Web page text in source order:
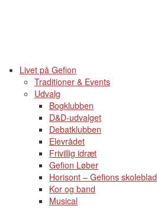
Livet på Gefion
Traditioner & Events
Udvalg
Bogklubben
D&D-udvalget
Debatklubben
Elevrådet
Frivillig idræt
Gefion Løber
Horisont – Gefions skoleblad
Kor og band
Musical